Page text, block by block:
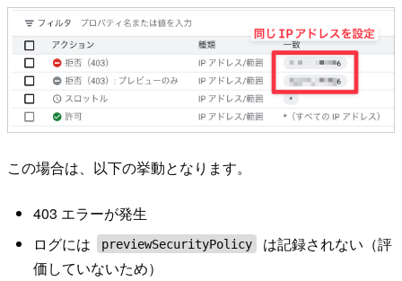
この場合は、以下の挙動となります。
403 エラーが発生
ログには
previewSecurityPolicy
は記録されない（評
価していないため）